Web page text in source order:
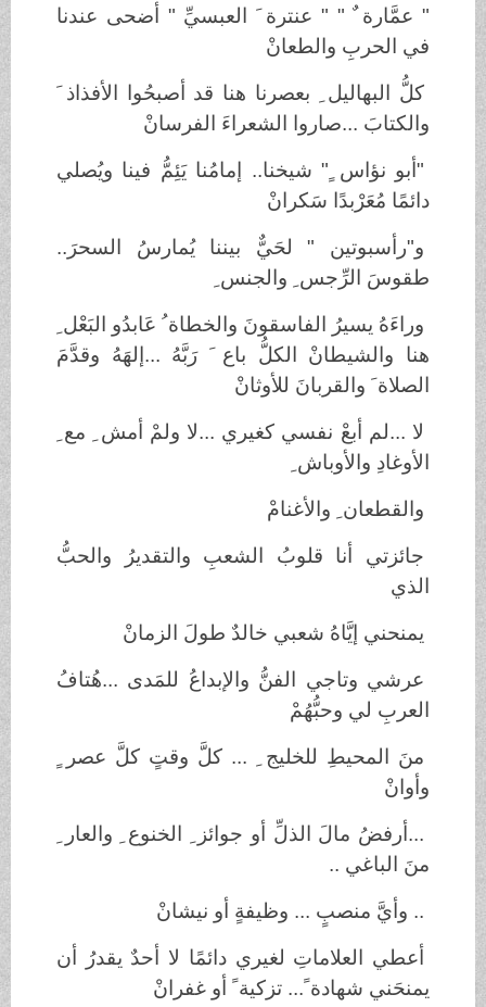
" عمَّارة ٌ " " عنترة َ العبسيِّ " أضحى عندنا
في الحربِ والطعانْ
كلُّ البهاليل ِ بعصرنا هنا قد أصبحُوا الأفذاذ َ
والكتابَ ...صاروا الشعراءَ الفرسانْ
"أبو نؤاس ٍ" شيخنا.. إمامُنا يَئِمُّ فينا ويُصلي
دائمًا مُعَرْبدًا سَكرانْ
و"رأسبوتين " لحَيٌّ بيننا يُمارسُ السحرَ..
طقوسَ الرِّجس ِ والجنس ِ
وراءَهُ يسيرُ الفاسقونَ والخطاة ُ عَابدُو البَعْل ِ
هنا والشيطانْ الكلُّ باع َ رَبَّهُ ...إلهَهُ وقدَّمَ
الصلاة َ والقربانَ للأوثانْ
لا ...لم أبعْ نفسي كغيري ...لا ولمْ أمش ِ مع ِ
الأوغادِ والأوباش ِ
والقطعان ِ والأغنامْ
جائزتي أنا قلوبُ الشعبِ والتقديرُ والحبُّ
الذي
يمنحني إيَّاهُ شعبي خالدٌ طولَ الزمانْ
عرشي وتاجي الفنُّ والإبداعُ للمَدى ...هُتافُ
العربِ لي وحبُّهُمْ
منَ المحيطِ للخليج ِ ... كلَّ وقتٍ كلَّ عصر ٍ
وأوانْ
...أرفضُ مالَ الذلِّ أو جوائز ِ الخنوع ِ والعار ِ
منَ الباغي ..
.. وأيَّ منصبٍ ... وظيفةٍ أو نيشانْ
أعطي العلاماتِ لغيري دائمًا لا أحدٌ يقدرُ أن
يمنحَني شهادة ً... تزكية ً أو غفرانْ